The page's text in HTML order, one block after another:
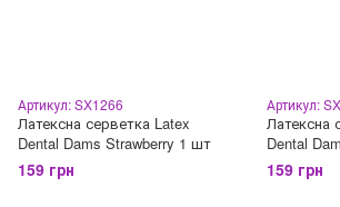
Артикул: SX1266
Латексна серветка Latex
Dental Dams Strawberry 1 шт
159 грн
Артикул:
Латексна
Dental
159 грн